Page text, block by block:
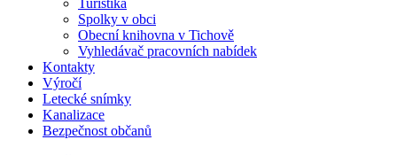
Spolky v obci
Obecní knihovna v Tichově
Vyhledávač pracovních nabídek
Kontakty
Výročí
Letecké snímky
Kanalizace
Bezpečnost občanů